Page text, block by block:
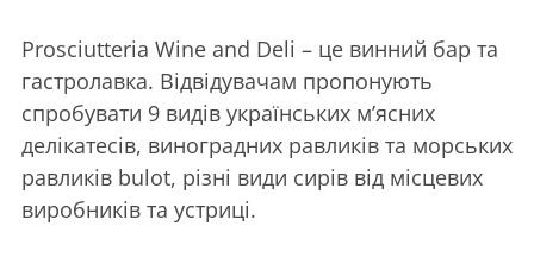
Prosciutteria Wine and Deli – це винний бар та
гастролавка. Відвідувачам пропонують
спробувати 9 видів українських м’ясних
делікатесів, виноградних равликів та морських
равликів bulot, різні види сирів від місцевих
виробників та устриці.